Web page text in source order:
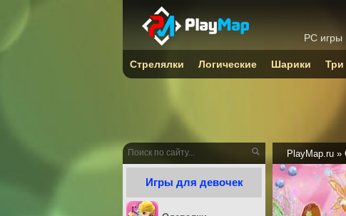
PlayMap.ru »
Игры для девочек
PC игры
Стрелялки Логические Шарики Три